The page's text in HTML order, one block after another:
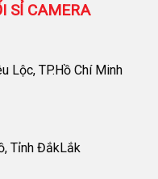
SỈ CAMERA
Lộc, TP.Hồ Chí Minh
Tỉnh ĐắkLắk